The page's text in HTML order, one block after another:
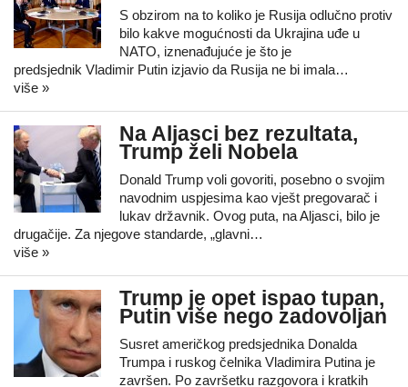
S obzirom na to koliko je Rusija odlučno protiv
bilo kakve mogućnosti da Ukrajina uđe u
NATO, iznenađujuće je što je
predsjednik Vladimir Putin izjavio da Rusija ne bi imala…
više »
Na Aljasci bez rezultata,
Trump želi Nobela
Donald Trump voli govoriti, posebno o svojim
navodnim uspjesima kao vješt pregovarač i
lukav državnik. Ovog puta, na Aljasci, bilo je
drugačije. Za njegove standarde, „glavni…
više »
Trump je opet ispao tupan,
Putin više nego zadovoljan
Susret američkog predsjednika Donalda
Trumpa i ruskog čelnika Vladimira Putina je
završen. Po završetku razgovora i kratkih